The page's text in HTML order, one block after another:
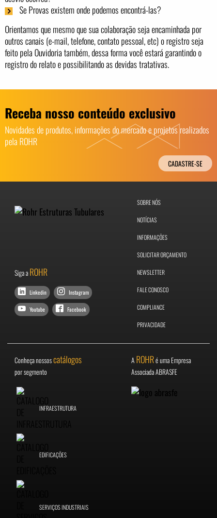
Se Provas existem onde podemos encontrá-las?
Orientamos que mesmo que sua colaboração seja encaminhada por
outros canais (e-mail, telefone, contato pessoal, etc) o registro seja
feito pela Ouvidoria também, dessa forma você estará garantindo o
registro do relato e possibilitando as devidas tratativas.
Receba nosso conteúdo exclusivo
Novidades de produtos, informações do mercado e projetos realizados
pela ROHR
CADASTRE-SE
Siga aROHR
Linkedin Instagram
Youtube Facebook
SOBRE NÓS
NOTÍCIAS
INFORMAÇÕES
SOLICITAR ORÇAMENTO
NEWSLETTER
FALE CONOSCO
COMPLIANCE
PRIVACIDADE
Conheça nossoscatálogos
por segmento
INFRAESTRUTURA
EDIFICAÇÕES
SERVIÇOS INDUSTRIAIS
A ROHRé uma Empresa
Associada ABRASFE